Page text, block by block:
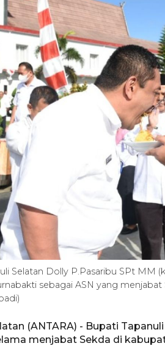
Selatan Dolly P.Pasaribu SPt MM
sebagai ASN yang menjabat
(ANTARA) - Bupati
menjabat Sekda di